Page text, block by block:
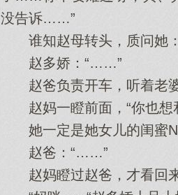
没告诉……”
谁知赵母转头，质问她：
赵多娇：“……”
赵爸负责开车，听着老婆
赵妈一瞪前面，“你也想
她一定是她女儿的闺蜜
赵爸：“……”
赵妈瞪过赵爸，才看回来